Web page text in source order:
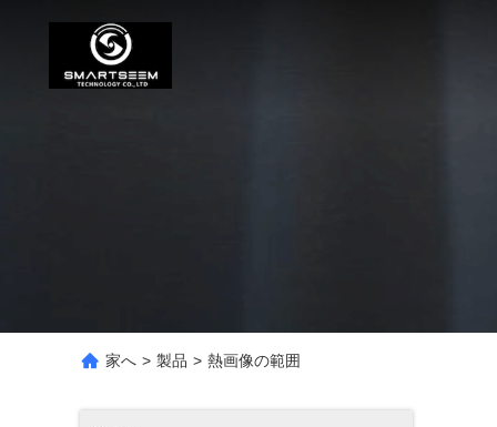
家へ > 製品 > 熱画像の範囲